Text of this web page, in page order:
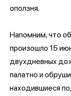
оползня.
Напомним, что
произошло 15
двухдневных
палатно и
находившиеся